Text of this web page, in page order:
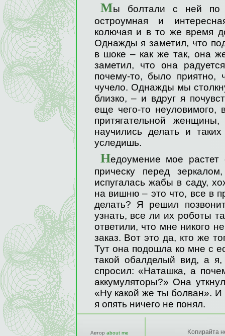
Мы болтали с ней по
остроумная и
колючая и в то же время
Однажды я заметил, что
в шоке – как же так, она
заметил, что она
почему-то, было приятно,
чучело. Однажды мы
близко, – и вдруг я
еще чего-то неуловимого,
притягательной
научились делать и
уследишь.
Недоумение мое
прическу перед
испугалась жабы в саду,
на вишню – это что, все в
делать? Я решил
узнать, все ли их роботы
ответили, что мне никого
заказ. Вот это да, кто же
Тут она подошла ко мне с
такой обалделый вид, а я,
спросил: «Наташка, а
аккумуляторы?» Она
«Ну какой же ты болван».
я опять ничего не понял.
Автор about me
Kопирайта